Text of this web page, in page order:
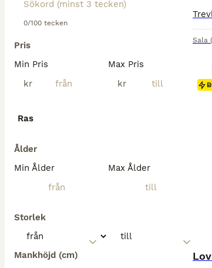
0/100 tecken
Pris
Min Pris
kr
Max Pris
kr
Ras
Ålder
Min Ålder
Max Ålder
Storlek
Mankhöjd (cm)
Sala